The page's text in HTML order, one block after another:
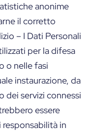
anonime
il corretto
– I Dati Personali
per la difesa
o nelle fasi
instaurazione, da
dei servizi connessi
essere
in